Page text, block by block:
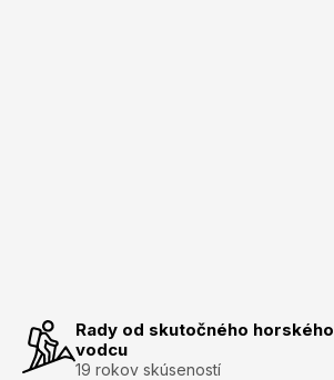
Rady od skutočného horského
vodcu
19 rokov skúseností